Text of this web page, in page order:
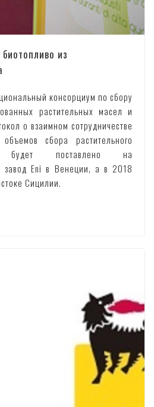
из
консорциум по сбору
растительных масел и
о взаимном сотрудничестве
сбора растительного
поставлено на
завод Eni в Венеции, а в 2018
Сицилии.